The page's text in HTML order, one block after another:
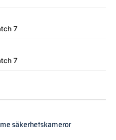
7
7
säkerhetskameror